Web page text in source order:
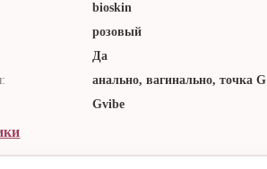
bioskin
розовый
Да
анально, вагинально, точка G
Gvibe